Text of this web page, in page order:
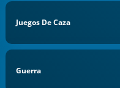
Juegos De Caza
Guerra